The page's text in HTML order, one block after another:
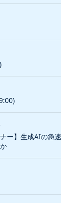
ナー】生成AIの急